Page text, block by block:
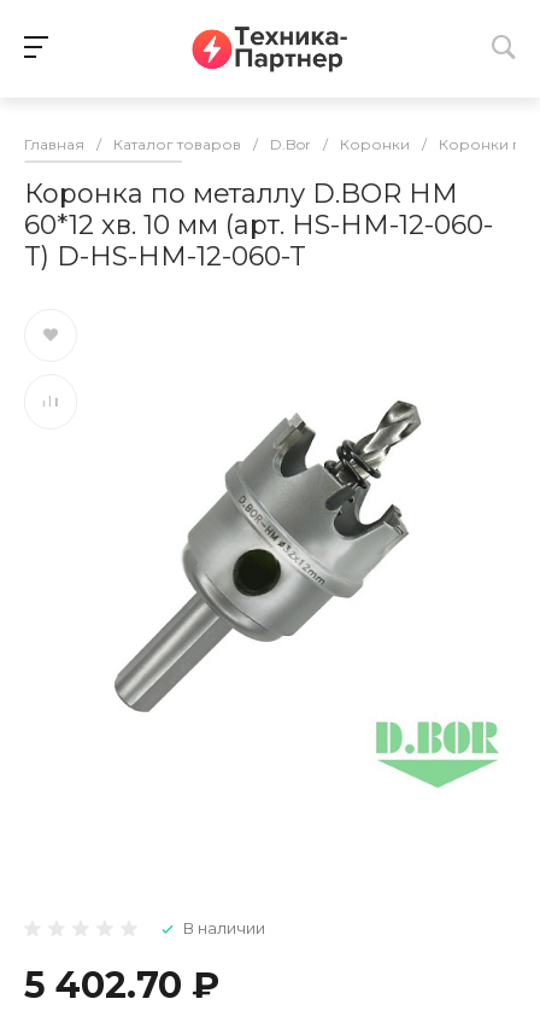
Главная / Каталог товаров / D.Bor / Коронки / Коронки по
Коронка по металлу D.BOR HM
60*12 хв. 10 мм (арт. HS-HM-12-060-
T) D-HS-HM-12-060-T
В наличии
5 402.70 ₽